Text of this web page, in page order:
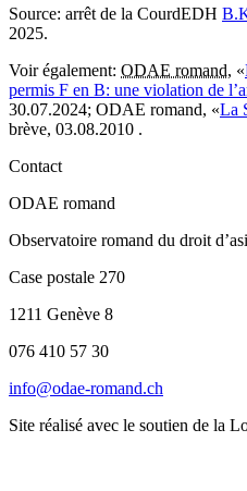
Source: arrêt de la CourdEDH
2025.
Voir également: ODAE romand, «
permis F en B: une violation de
30.07.2024; ODAE romand, «La
brève, 03.08.2010 .
Contact
ODAE romand
Observatoire romand du droit
Case postale 270
1211 Genève 8
076 410 57 30
info@odae-romand.ch
Site réalisé avec le soutien de la